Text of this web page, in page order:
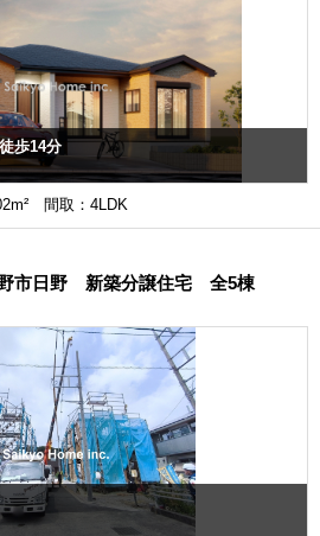
歩14分
間取：4LDK
野市日野 新築分譲住宅 全5棟